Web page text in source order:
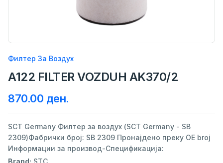
Филтер За Воздух
A122 FILTER VOZDUH AK370/2
870.00 ден.
SCT Germany Филтер за воздух (SCT Germany - SB
2309)Фабрички број: SB 2309 Пронајдено преку OE broj
Информации за производ-Спецификација: